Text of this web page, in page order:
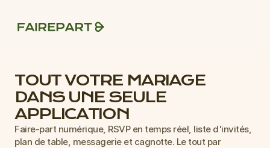
TOUT VOTRE MARIAGE
DANS UNE SEULE
APPLICATION
Faire-part numérique, RSVP en temps réel, liste d'invités,
plan de table, messagerie et cagnotte. Le tout par